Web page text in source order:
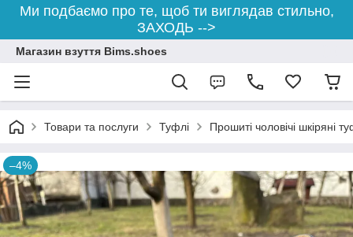
Ми подбаємо про те, щоб ти виглядав стильно,
ЗАХОДЬ -->
Магазин взуття Bims.shoes
Товари та послуги Туфлі Прошиті чоловічі шкіряні
–4%